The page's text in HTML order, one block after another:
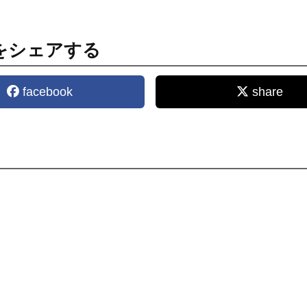
シェアする
facebook share